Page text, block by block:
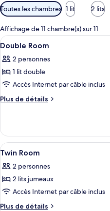
Filtres
disponibles
pour
les
chambres
Toutes les chambres 1 lit 2 lits
Affichage de 11 chambre(s) sur 11
Afficher
toutes
les
photos
pour
ce
chambre :
Double
Room
11
Double Room
2 personnes
1 lit double
Accès Internet par câble inclus
Plus de détails
Plus
Double
Room
Afficher
toutes
les
photos
pour
ce
3
Twin Room
2 personnes
2 lits jumeaux
Accès Internet par câble inclus
Plus de détails
Plus